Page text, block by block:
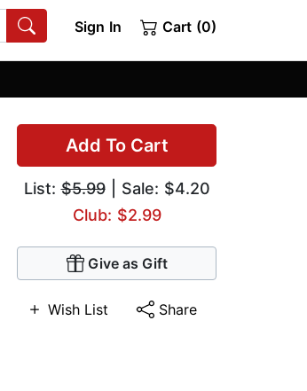
Sign In Cart (0)
Add To Cart
List:$5.99| Sale: $4.20
Club: $2.99
Give as Gift
Wish List Share